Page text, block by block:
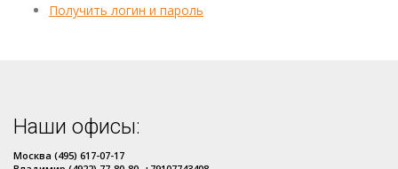
Получить логин и пароль
Наши офисы:
Москва (495) 617-07-17